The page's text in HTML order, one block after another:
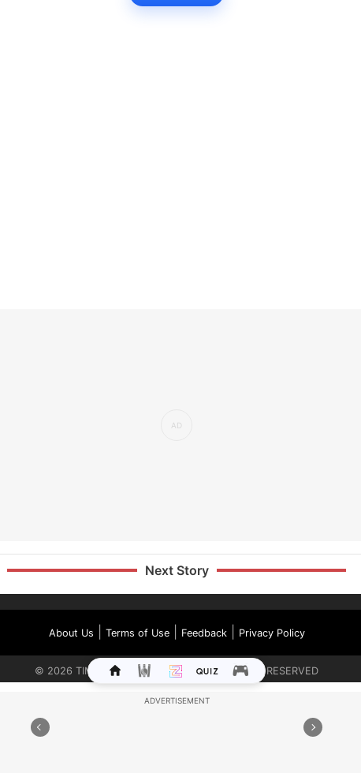
Next Story
About Us Terms of Use| Feedback| Privacy Policy
© 2026 TIMES INTERNET LIMITED. ALL RIGHTS RESERVED